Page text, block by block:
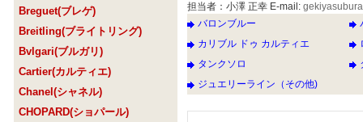
Breguet(ブレゲ)
Breitling(ブライトリング)
Bvlgari(ブルガリ)
Cartier(カルティエ)
Chanel(シャネル)
CHOPARD(ショパール)
担当者：小澤 正幸 E-mail:
バロンブルー
カリブル ドゥ カルティエ
タンクソロ
ジュエリーライン（その他)